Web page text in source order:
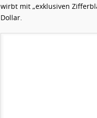
wirbt mit „exklusiven
Dollar.